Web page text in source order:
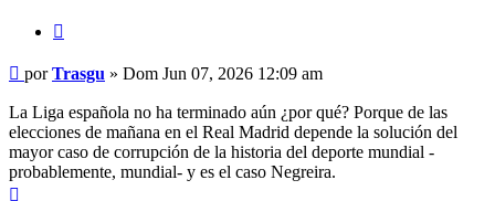
Mensaje
porTrasgu » Dom Jun 07, 2026 12:09 am
La Liga española no ha terminado aún ¿por qué? Porque de las
elecciones de mañana en el Real Madrid depende la solución del
mayor caso de corrupción de la historia del deporte mundial -
probablemente, mundial- y es el caso Negreira.